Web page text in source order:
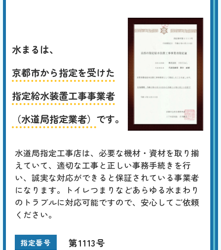
水まるは、
京都市から指定を受けた
指定給水装置工事事業者
（水道局指定業者） です。
水道局指定工事店は、必要な機材・資材を取り揃
えていて、適切な工事と正しい事務手続きを行
い、誠実な対応ができると保証されている事業者
になります。トイレつまりなどあらゆる水まわり
のトラブルに対応可能ですので、安心してご依頼
ください。
指定番号 第1113号